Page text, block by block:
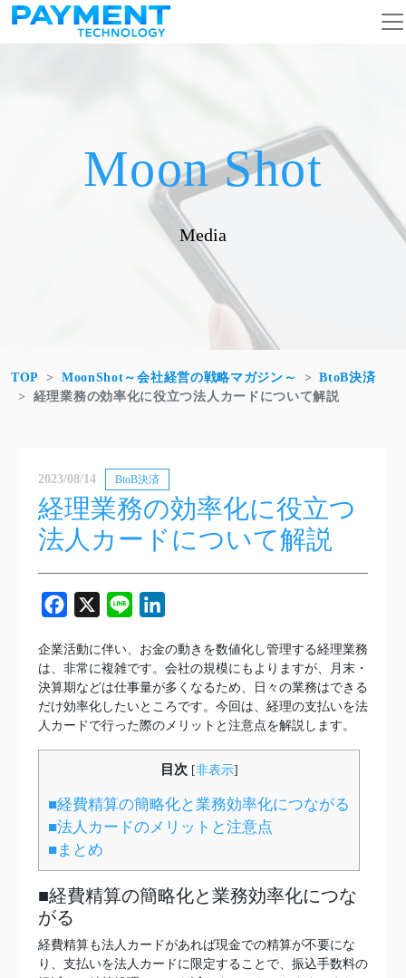
コンテンツへスキップ
メインナビゲーション
Moon Shot
Media
TOP MoonShot～会社経営の戦略マガジン～
BtoB決済
経理業務の効率化に役立つ法人カードについて解説
2023/08/14 BtoB決済
経理業務の効率化に役立つ
法人カードについて解説
Facebook
X Line
企業活動に伴い、お金の動きを数値化し管理する経理業務
は、非常に複雑です。会社の規模にもよりますが、月末・
決算期などは仕事量が多くなるため、日々の業務はできる
だけ効率化したいところです。今回は、経理の支払いを法
人カードで行った際のメリットと注意点を解説します。
目次 [非表示]
■経費精算の簡略化と業務効率化につながる
■法人カードのメリットと注意点
■まとめ
■経費精算の簡略化と業務効率化につな
がる
経費精算も法人カードがあれば現金での精算が不要にな
り、支払いを法人カードに限定することで、振込手数料の